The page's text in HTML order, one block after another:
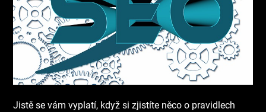
Jistě se vám vyplatí, když si zjistíte něco o pravidlech